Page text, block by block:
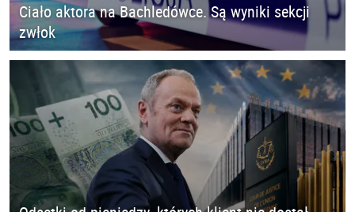
Ciało aktora na Bachledówce. Są wyniki sekcji
zwłok